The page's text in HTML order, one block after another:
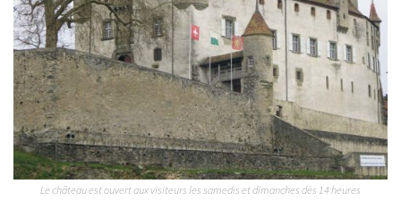
Le château est ouvert aux visiteurs les samedis et dimanches dès 14 heures